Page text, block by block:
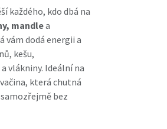
každého, kdo dbá na
mandlea
vám dodá energii a
kešu,
vlákniny. Ideální na
která chutná
bez